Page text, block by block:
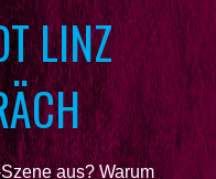
LINZ
aus? Warum